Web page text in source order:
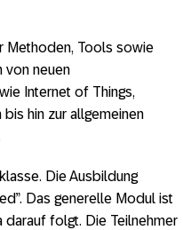
Methoden, Tools sowie
von neuen
Internet of Things,
hin zur allgemeinen
Die Ausbildung
Das generelle Modul ist
folgt. Die Teilnehmer